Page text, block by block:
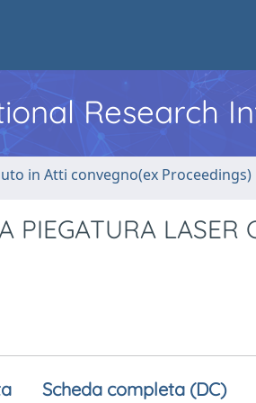
Research
in Atti convegno(ex Proceedings)
PIEGATURA LASER
Scheda completa (DC)